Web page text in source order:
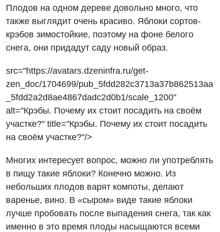
Плодов на одном дереве довольно много, что
также выглядит очень красиво. Яблоки сортов-
крэбов зимостойкие, поэтому на фоне белого
снега, они придадут саду новый образ.
src="https://avatars.dzeninfra.ru/get-
zen_doc/1704699/pub_5fdd282c3713a37b862513aa
_5fdd2a2d8ae4867dadc2d0b1/scale_1200"
alt="Крэбы. Почему их стоит посадить на своём
участке?" title="Крэбы. Почему их стоит посадить
на своём участке?"/>
Многих интересует вопрос, можно ли употреблять
в пищу такие яблоки? Конечно можно. Из
небольших плодов варят компоты, делают
варенье, вино. В «сыром» виде такие яблоки
лучше пробовать после выпадения снега, так как
именно в это время плоды насыщаются всеми